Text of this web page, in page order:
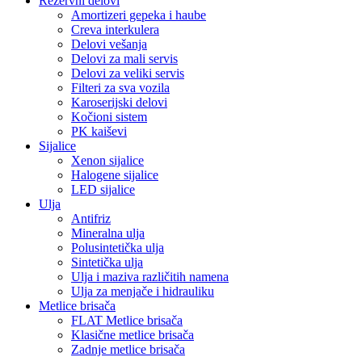
Amortizeri gepeka i haube
Creva interkulera
Delovi vešanja
Delovi za mali servis
Delovi za veliki servis
Filteri za sva vozila
Karoserijski delovi
Kočioni sistem
PK kaiševi
Sijalice
Xenon sijalice
Halogene sijalice
LED sijalice
Ulja
Antifriz
Mineralna ulja
Polusintetička ulja
Sintetička ulja
Ulja i maziva različitih namena
Ulja za menjače i hidrauliku
Metlice brisača
FLAT Metlice brisača
Klasične metlice brisača
Zadnje metlice brisača